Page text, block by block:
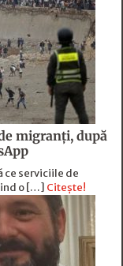
migranți, după
ce serviciile de
o […] Citește!